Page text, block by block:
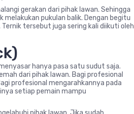
gerakan dari pihak lawan. Sehingga
pukulan balik. Dengan begitu
tersebut juga sering kali diikuti oleh
hanya pasa satu sudut saja.
dari pihak lawan. Bagi profesional
profesional mengarahkannya pada
setiap pemain mampu